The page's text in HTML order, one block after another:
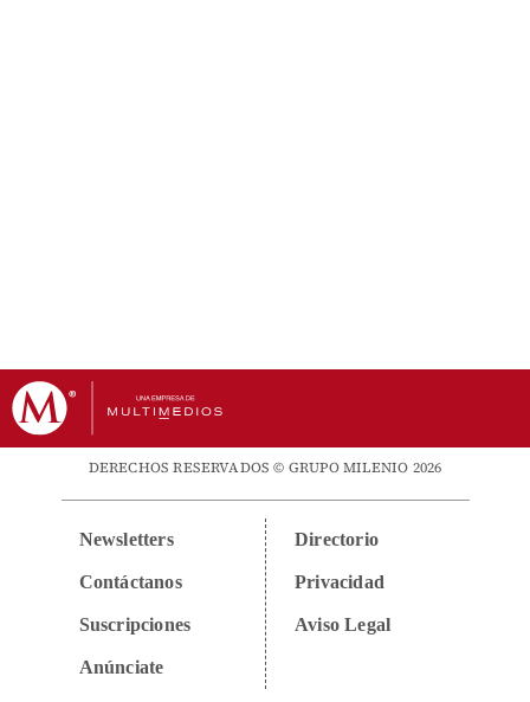
DERECHOS RESERVADOS © GRUPO MILENIO 2026
Newsletters
Contáctanos
Suscripciones
Anúnciate
Directorio
Privacidad
Aviso Legal